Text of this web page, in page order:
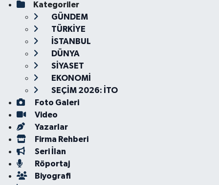
Kategoriler
GÜNDEM
TÜRKİYE
İSTANBUL
DÜNYA
SİYASET
EKONOMİ
SEÇİM 2026: İTO
Foto Galeri
Video
Yazarlar
Firma Rehberi
Seri İlan
Röportaj
Biyografi